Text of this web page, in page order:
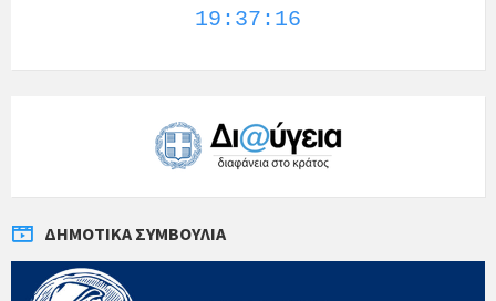
19:37:16
ΔΗΜΟΤΙΚΆ ΣΥΜΒΟΎΛΙΑ